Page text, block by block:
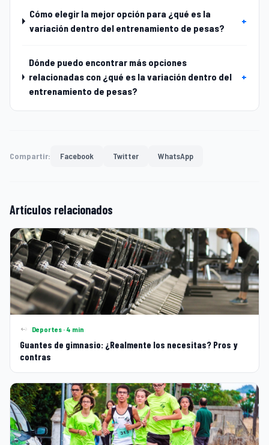
Cómo elegir la mejor opción para ¿qué es la
variación dentro del entrenamiento de pesas?
+
Dónde puedo encontrar más opciones
relacionadas con ¿qué es la variación dentro del
entrenamiento de pesas?
+
Compartir: Facebook Twitter WhatsApp
Artículos relacionados
Deportes · 4 min
Guantes de gimnasio: ¿Realmente los necesitas? Pros y
contras